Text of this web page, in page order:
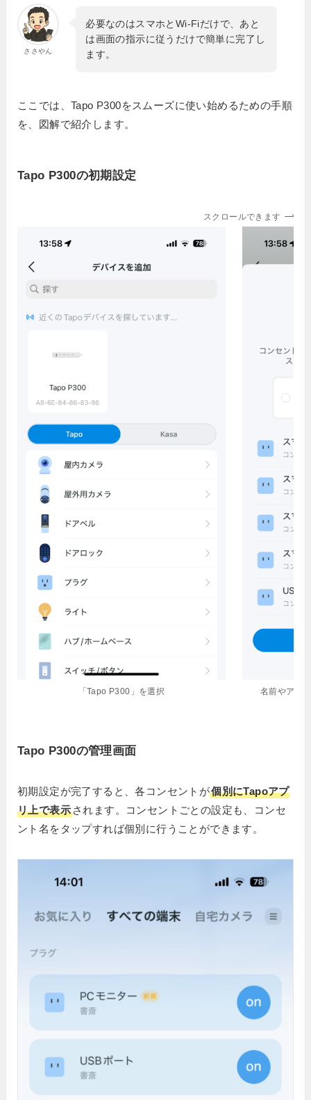
ささやん
必要なのはスマホとWi-Fiだけで、あと
は画面の指示に従うだけで簡単に完了し
ます。
ここでは、Tapo P300をスムーズに使い始めるための手順
を、図解で紹介します。
Tapo P300の初期設定
スクロールできます
「Tapo P300」を選択 名前やアイ
Tapo P300の管理画面
初期設定が完了すると、各コンセントが個別にTapoアプ
リ上で表示されます。コンセントごとの設定も、コンセ
ント名をタップすれば個別に行うことができます。